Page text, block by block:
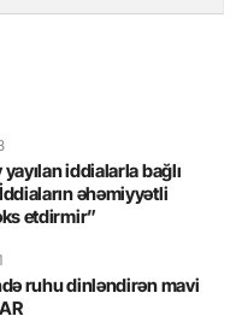
iddialarla bağlı
əhəmiyyətli
etdirmir”
ruhu dinləndirən mavi